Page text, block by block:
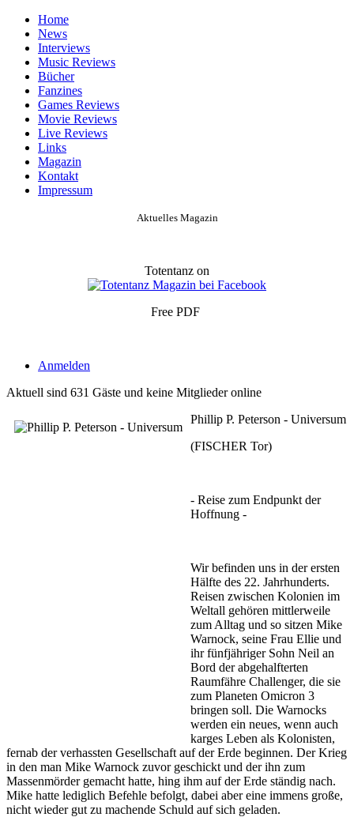
Home
News
Interviews
Music Reviews
Bücher
Fanzines
Games Reviews
Movie Reviews
Live Reviews
Links
Magazin
Kontakt
Impressum
Aktuelles Magazin
Totentanz on
Free PDF
Anmelden
Aktuell sind 631 Gäste und keine Mitglieder online
Phillip P. Peterson - Universum
(FISCHER Tor)
- Reise zum Endpunkt der
Hoffnung -
Wir befinden uns in der ersten
Hälfte des 22. Jahrhunderts.
Reisen zwischen Kolonien im
Weltall gehören mittlerweile
zum Alltag und so sitzen Mike
Warnock, seine Frau Ellie und
ihr fünfjähriger Sohn Neil an
Bord der abgehalfterten
Raumfähre Challenger, die sie
zum Planeten Omicron 3
bringen soll. Die Warnocks
werden ein neues, wenn auch
karges Leben als Kolonisten,
fernab der verhassten Gesellschaft auf der Erde beginnen. Der Krieg
in den man Mike Warnock zuvor geschickt und der ihn zum
Massenmörder gemacht hatte, hing ihm auf der Erde ständig nach.
Mike hatte lediglich Befehle befolgt, dabei aber eine immens große,
nicht wieder gut zu machende Schuld auf sich geladen.